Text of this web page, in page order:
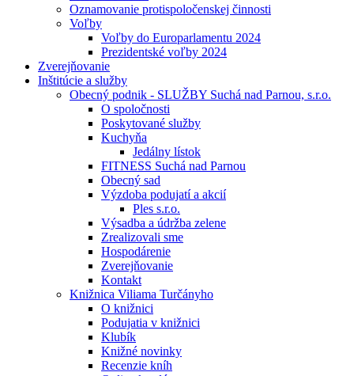
Oznamovanie protispoločenskej činnosti
Voľby
Voľby do Europarlamentu 2024
Prezidentské voľby 2024
Zverejňovanie
Inštitúcie a služby
Obecný podnik - SLUŽBY Suchá nad Parnou, s.r.o.
O spoločnosti
Poskytované služby
Kuchyňa
Jedálny lístok
FITNESS Suchá nad Parnou
Obecný sad
Výzdoba podujatí a akcií
Ples s.r.o.
Výsadba a údržba zelene
Zrealizovali sme
Hospodárenie
Zverejňovanie
Kontakt
Knižnica Viliama Turčányho
O knižnici
Podujatia v knižnici
Klubík
Knižné novinky
Recenzie kníh